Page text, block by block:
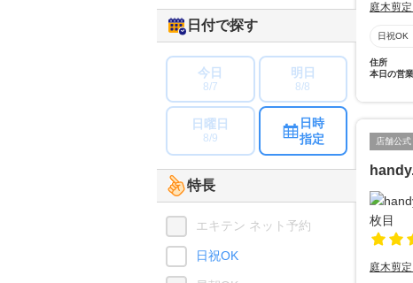
庭木剪
日祝OK
住所
本日の営
店舗公式
庭木剪
日付で探す
今日
8/7
明日
8/8
日曜日
8/9
日時
指定
特長
エキテン ネット予約
日祝OK